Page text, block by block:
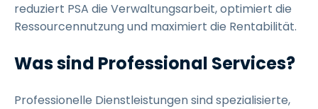
reduziert PSA die Verwaltungsarbeit, optimiert die
Ressourcennutzung und maximiert die Rentabilität.
Was sind Professional Services?
Professionelle Dienstleistungen sind spezialisierte,